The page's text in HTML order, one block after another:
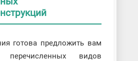
готова предложить вам
видов